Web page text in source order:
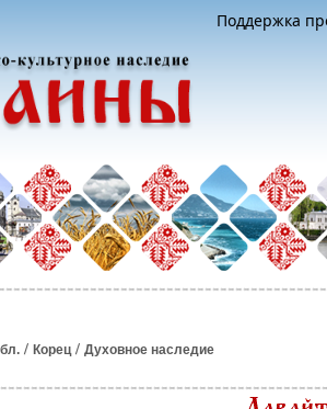
Поддержка
/ Корец/ Духовное наследие